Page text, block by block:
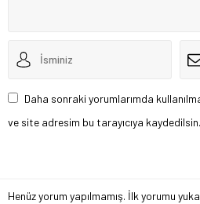
Daha sonraki yorumlarımda
ve site adresim bu tarayıcıya kaydedilsin.
Henüz yorum yapılmamış. İlk yorumu